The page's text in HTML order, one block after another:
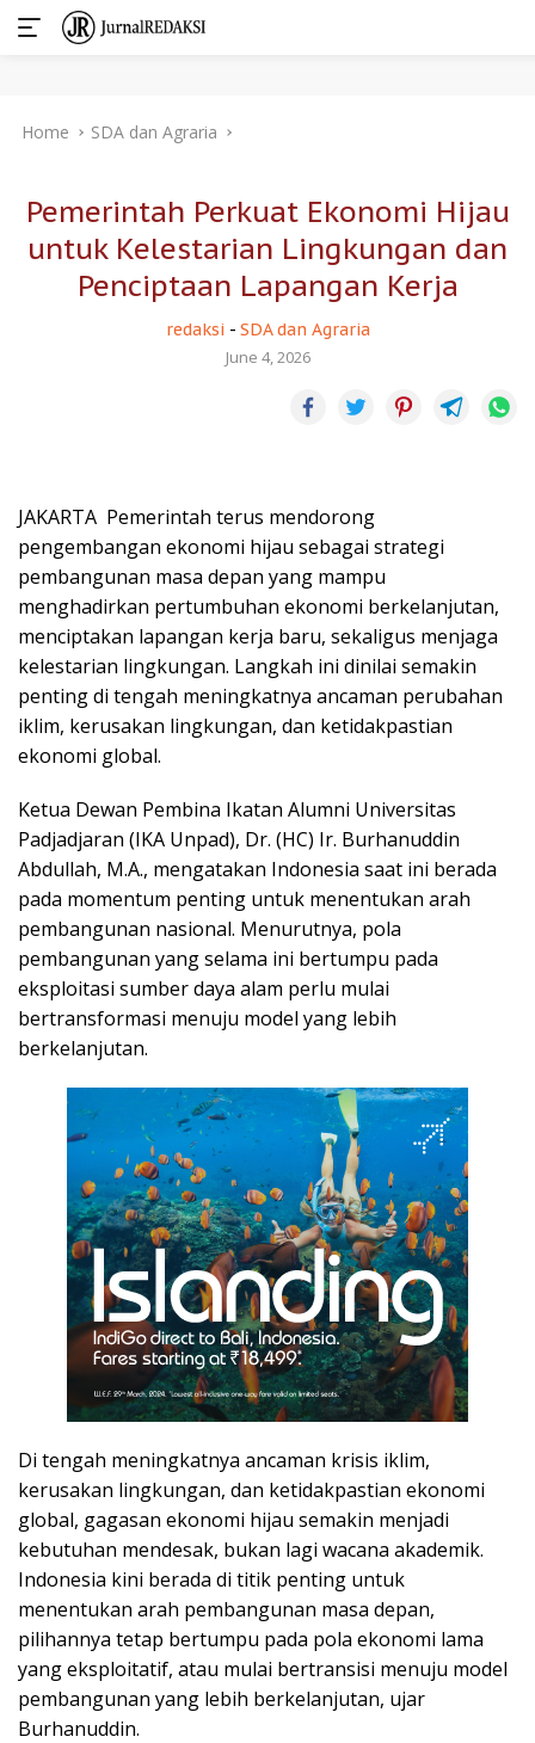
Home SDA dan Agraria
Pemerintah Perkuat Ekonomi Hijau
untuk Kelestarian Lingkungan dan
Penciptaan Lapangan Kerja
redaksi - SDA dan Agraria
June 4, 2026
JAKARTA  Pemerintah terus mendorong
pengembangan ekonomi hijau sebagai strategi
pembangunan masa depan yang mampu
menghadirkan pertumbuhan ekonomi berkelanjutan,
menciptakan lapangan kerja baru, sekaligus menjaga
kelestarian lingkungan. Langkah ini dinilai semakin
penting di tengah meningkatnya ancaman perubahan
iklim, kerusakan lingkungan, dan ketidakpastian
ekonomi global.
Ketua Dewan Pembina Ikatan Alumni Universitas
Padjadjaran (IKA Unpad), Dr. (HC) Ir. Burhanuddin
Abdullah, M.A., mengatakan Indonesia saat ini berada
pada momentum penting untuk menentukan arah
pembangunan nasional. Menurutnya, pola
pembangunan yang selama ini bertumpu pada
eksploitasi sumber daya alam perlu mulai
bertransformasi menuju model yang lebih
berkelanjutan.
Di tengah meningkatnya ancaman krisis iklim,
kerusakan lingkungan, dan ketidakpastian ekonomi
global, gagasan ekonomi hijau semakin menjadi
kebutuhan mendesak, bukan lagi wacana akademik.
Indonesia kini berada di titik penting untuk
menentukan arah pembangunan masa depan,
pilihannya tetap bertumpu pada pola ekonomi lama
yang eksploitatif, atau mulai bertransisi menuju model
pembangunan yang lebih berkelanjutan, ujar
Burhanuddin.